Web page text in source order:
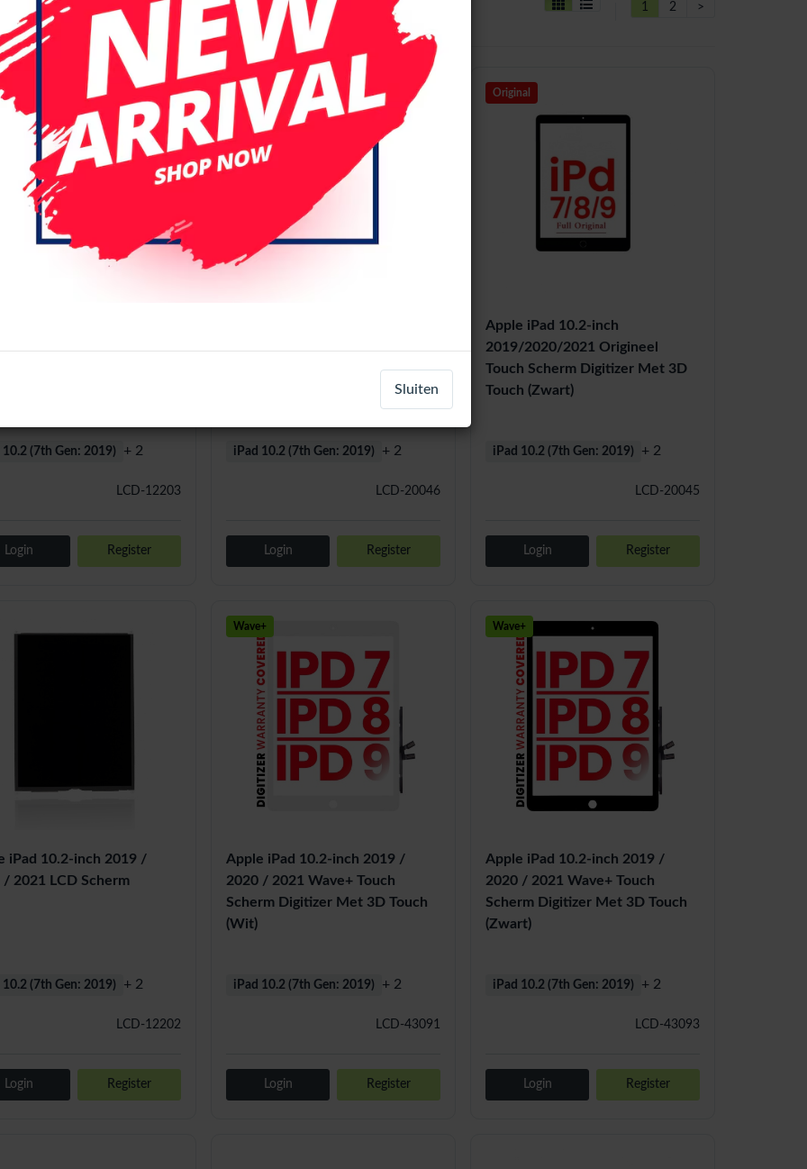
Datum (aflopend) 1 2 >
LCD-12203
(7th Gen: 2019) + 2
Login Register
Original
Touch Scherm Digitizer Met 3D
LCD-20046
iPad 10.2 (7th Gen: 2019) + 2
Login Register
Original
Apple iPad 10.2-inch
2019/2020/2021 Origineel
Touch Scherm Digitizer Met 3D
Touch (Zwart)
LCD-20045
iPad 10.2 (7th Gen: 2019) + 2
Login Register
iPad 10.2-inch 2019 /
/ 2021 LCD Scherm
LCD-12202
(7th Gen: 2019) + 2
Login Register
Wave+
Apple iPad 10.2-inch 2019 /
2020 / 2021 Wave+ Touch
Scherm Digitizer Met 3D Touch
(Wit)
LCD-43091
iPad 10.2 (7th Gen: 2019) + 2
Login Register
Wave+
Apple iPad 10.2-inch 2019 /
2020 / 2021 Wave+ Touch
Scherm Digitizer Met 3D Touch
(Zwart)
LCD-43093
iPad 10.2 (7th Gen: 2019) + 2
Login Register
Sluiten